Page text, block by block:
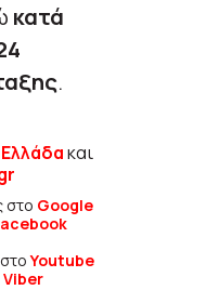
κατά
.
Ελλάδακαι
στο Google
στοYoutube
Viber